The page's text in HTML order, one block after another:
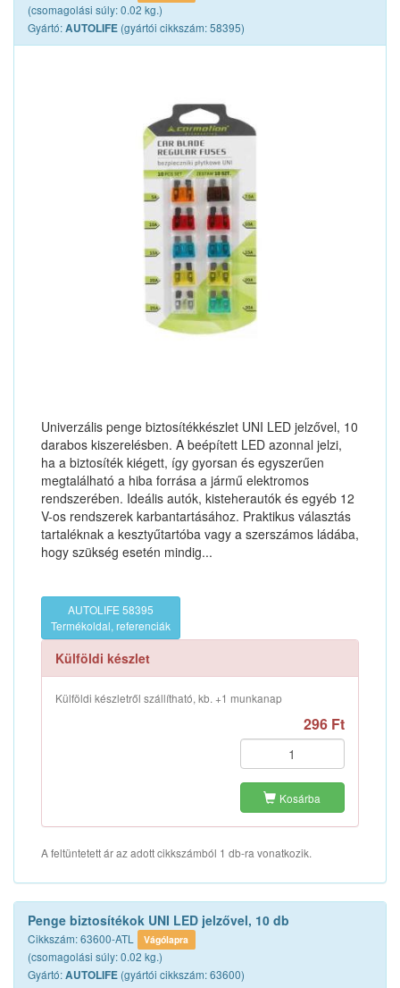
(csomagolási súly: 0.02 kg.)
Gyártó:AUTOLIFE (gyártói cikkszám: 58395)
Univerzális penge biztosítékkészlet UNI LED jelzővel, 10
darabos kiszerelésben. A beépített LED azonnal jelzi,
ha a biztosíték kiégett, így gyorsan és egyszerűen
megtalálható a hiba forrása a jármű elektromos
rendszerében. Ideális autók, kisteherautók és egyéb 12
V-os rendszerek karbantartásához. Praktikus választás
tartaléknak a kesztyűtartóba vagy a szerszámos ládába,
hogy szükség esetén mindig...
AUTOLIFE 58395
Termékoldal, referenciák
Külföldi készlet
Külföldi készletről szállítható, kb. +1 munkanap
296 Ft
Kosárba
A feltüntetett ár az adott cikkszámból 1 db-ra vonatkozik.
Penge biztosítékok UNI LED jelzővel, 10 db
Cikkszám: 63600-ATL Vágólapra
(csomagolási súly: 0.02 kg.)
Gyártó:AUTOLIFE (gyártói cikkszám: 63600)